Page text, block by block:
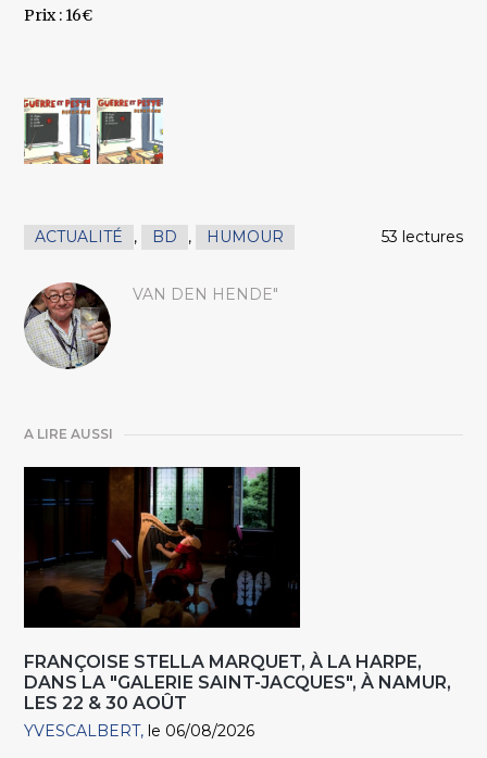
Prix : 16€
ACTUALITÉ , BD , HUMOUR 53 lectures
VAN DEN HENDE"
A LIRE AUSSI
FRANÇOISE STELLA MARQUET, À LA HARPE,
DANS LA "GALERIE SAINT-JACQUES", À NAMUR,
LES 22 & 30 AOÛT
YVESCALBERT le 06/08/2026